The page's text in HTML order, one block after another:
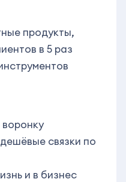
продукты,
в 5 раз
связки по
и в бизнес